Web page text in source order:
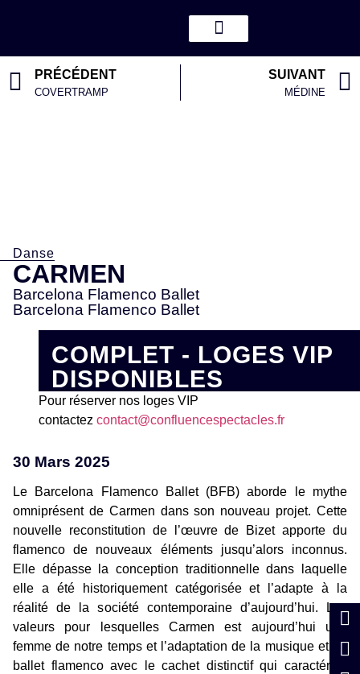
PRÉCÉDENT
COVERTRAMP
SUIVANT
MÉDINE
Danse
CARMEN
Barcelona Flamenco Ballet
Barcelona Flamenco Ballet
COMPLET - LOGES VIP
DISPONIBLES
Pour réserver nos loges VIP
contactez contact@confluencespectacles.fr
30 Mars 2025
Le Barcelona Flamenco Ballet (BFB) aborde le mythe
omniprésent de Carmen dans son nouveau projet. Cette
nouvelle reconstitution de l’œuvre de Bizet apporte du
flamenco de nouveaux éléments jusqu’alors inconnus.
Elle dépasse la conception traditionnelle dans laquelle
elle a été historiquement catégorisée et l’adapte à la
réalité de la société contemporaine d’aujourd’hui. Les
valeurs pour lesquelles Carmen est aujourd’hui une
femme de notre temps et l’adaptation de la musique et du
ballet flamenco avec le cachet distinctif qui caractérise